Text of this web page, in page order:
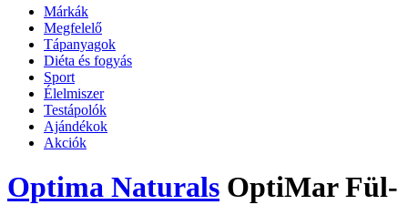
Márkák
Megfelelő
Tápanyagok
Diéta és fogyás
Sport
Élelmiszer
Testápolók
Ajándékok
Akciók
Optima Naturals OptiMar Fül-